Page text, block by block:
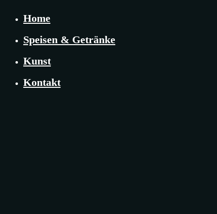
Home
Speisen & Getränke
Kunst
Kontakt